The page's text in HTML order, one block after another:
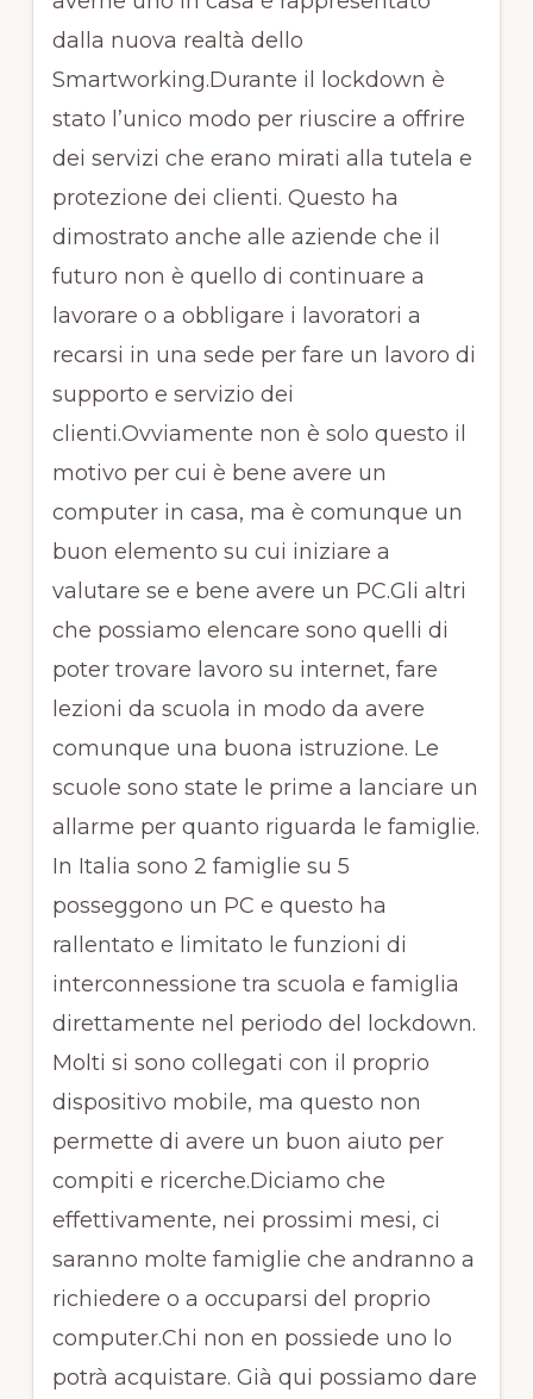
dalla nuova realtà dello
Smartworking.Durante il lockdown è
stato l’unico modo per riuscire a offrire
dei servizi che erano mirati alla tutela e
protezione dei clienti. Questo ha
dimostrato anche alle aziende che il
futuro non è quello di continuare a
lavorare o a obbligare i lavoratori a
recarsi in una sede per fare un lavoro di
supporto e servizio dei
clienti.Ovviamente non è solo questo il
motivo per cui è bene avere un
computer in casa, ma è comunque un
buon elemento su cui iniziare a
valutare se e bene avere un PC.Gli altri
che possiamo elencare sono quelli di
poter trovare lavoro su internet, fare
lezioni da scuola in modo da avere
comunque una buona istruzione. Le
scuole sono state le prime a lanciare un
allarme per quanto riguarda le famiglie.
In Italia sono 2 famiglie su 5
posseggono un PC e questo ha
rallentato e limitato le funzioni di
interconnessione tra scuola e famiglia
direttamente nel periodo del lockdown.
Molti si sono collegati con il proprio
dispositivo mobile, ma questo non
permette di avere un buon aiuto per
compiti e ricerche.Diciamo che
effettivamente, nei prossimi mesi, ci
saranno molte famiglie che andranno a
richiedere o a occuparsi del proprio
computer.Chi non en possiede uno lo
potrà acquistare. Già qui possiamo dare